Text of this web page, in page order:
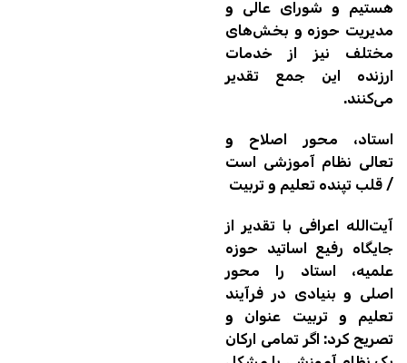
هستیم و شورای عالی و
مدیریت حوزه و بخش‌های
مختلف نیز از خدمات
ارزنده این جمع تقدیر
می‌کنند.
استاد، محور اصلاح و
تعالی نظام آموزشی است
/ قلب تپنده تعلیم و تربیت
آیت‌الله اعرافی با تقدیر از
جایگاه رفیع اساتید حوزه
علمیه، استاد را محور
اصلی و بنیادی در فرآیند
تعلیم و تربیت عنوان و
تصریح کرد: اگر تمامی ارکان